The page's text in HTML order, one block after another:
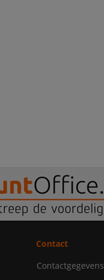
Contact
Contactgegevens